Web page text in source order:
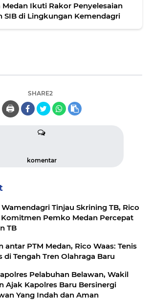
Medan Ikuti Rakor Penyelesaian
SIB di Lingkungan Kemendagri
SHARE2
🖨️
komentar
Tinjau Skrining TB, Rico
Komitmen Pemko Medan Percepat
TB
antar PTM Medan, Rico Waas: Tenis
di Tengah Tren Olahraga Baru
Pelabuhan Belawan, Wakil
Ajak Kapolres Baru Bersinergi
Yang Indah dan Aman